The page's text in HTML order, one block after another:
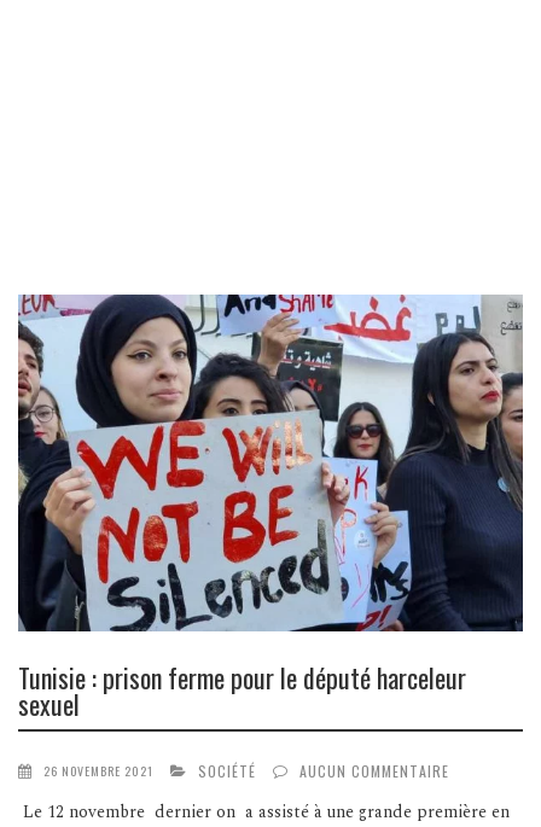
Tunisie : prison ferme pour le député harceleur
sexuel
26 NOVEMBRE 2021 SOCIÉTÉ AUCUN COMMENTAIRE
Le 12 novembre dernier on a assisté à une grande première en